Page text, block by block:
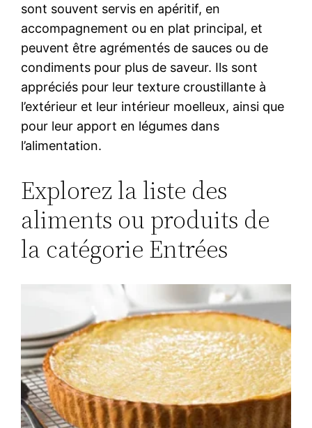
sont souvent servis en apéritif, en
accompagnement ou en plat principal, et
peuvent être agrémentés de sauces ou de
condiments pour plus de saveur. Ils sont
appréciés pour leur texture croustillante à
l’extérieur et leur intérieur moelleux, ainsi que
pour leur apport en légumes dans
l’alimentation.
Explorez la liste des
aliments ou produits de
la catégorie Entrées